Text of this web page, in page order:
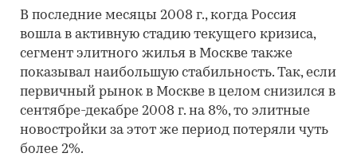
В последние месяцы 2008 г., когда Россия
вошла в активную стадию текущего кризиса,
сегмент элитного жилья в Москве также
показывал наибольшую стабильность. Так, если
первичный рынок в Москве в целом снизился в
сентябре-декабре 2008 г. на 8%, то элитные
новостройки за этот же период потеряли чуть
более 2%.